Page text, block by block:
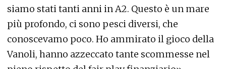
siamo stati tanti anni in A2. Questo è un mare
più profondo, ci sono pesci diversi, che
conoscevamo poco. Ho ammirato il gioco della
Vanoli, hanno azzeccato tante scommesse nel